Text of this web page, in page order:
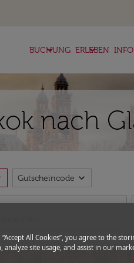
BUCHUNG
keyboard_arrow_down ERLEBEN
keyboard_arrow_down
nach
Gutscheincode expand_more
“Accept All Cookies”, you agree to the
analyze site usage, and assist in our